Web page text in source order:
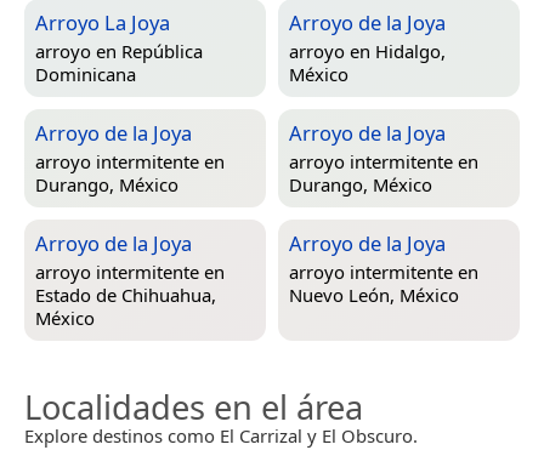
Arroyo La Joya
arroyo en República
Dominicana
Arroyo de la Joya
arroyo en Hidalgo,
México
Arroyo de la Joya
arroyo intermitente en
Durango, México
Arroyo de la Joya
arroyo intermitente en
Durango, México
Arroyo de la Joya
arroyo intermitente en
Estado de Chihuahua,
México
Arroyo de la Joya
arroyo intermitente en
Nuevo León, México
Localidades en el área
Explore destinos como El Carrizal y El Obscuro.